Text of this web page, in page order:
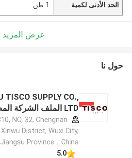
الحد الأدنى لكمية 1 طن
عرض المزيد
حول نا
TISCO SUPPLY CO.,
LTD الملف الشركة المصنعة
NO, 32, Chengnan
Xinwu District, Wuxi City,
Jiangsu Province，China ,الصين
5.0